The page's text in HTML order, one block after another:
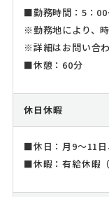
■勤務時間：5：
※勤務地により、
※詳細はお問い合
■休憩：60分
休日休暇
■休日：月9～11
■休暇：有給休暇